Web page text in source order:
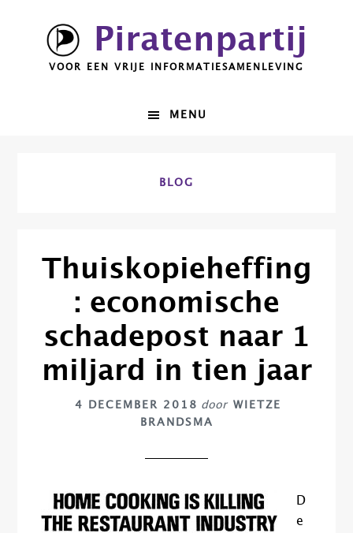
hoofdnavigatie
Piratenpartij
VOOR EEN VRIJE INFORMATIESAMENLEVING
MENU
BLOG
Thuiskopieheffing
: economische
schadepost naar 1
miljard in tien jaar
4 DECEMBER 2018 door WIETZE
BRANDSMA
D
e